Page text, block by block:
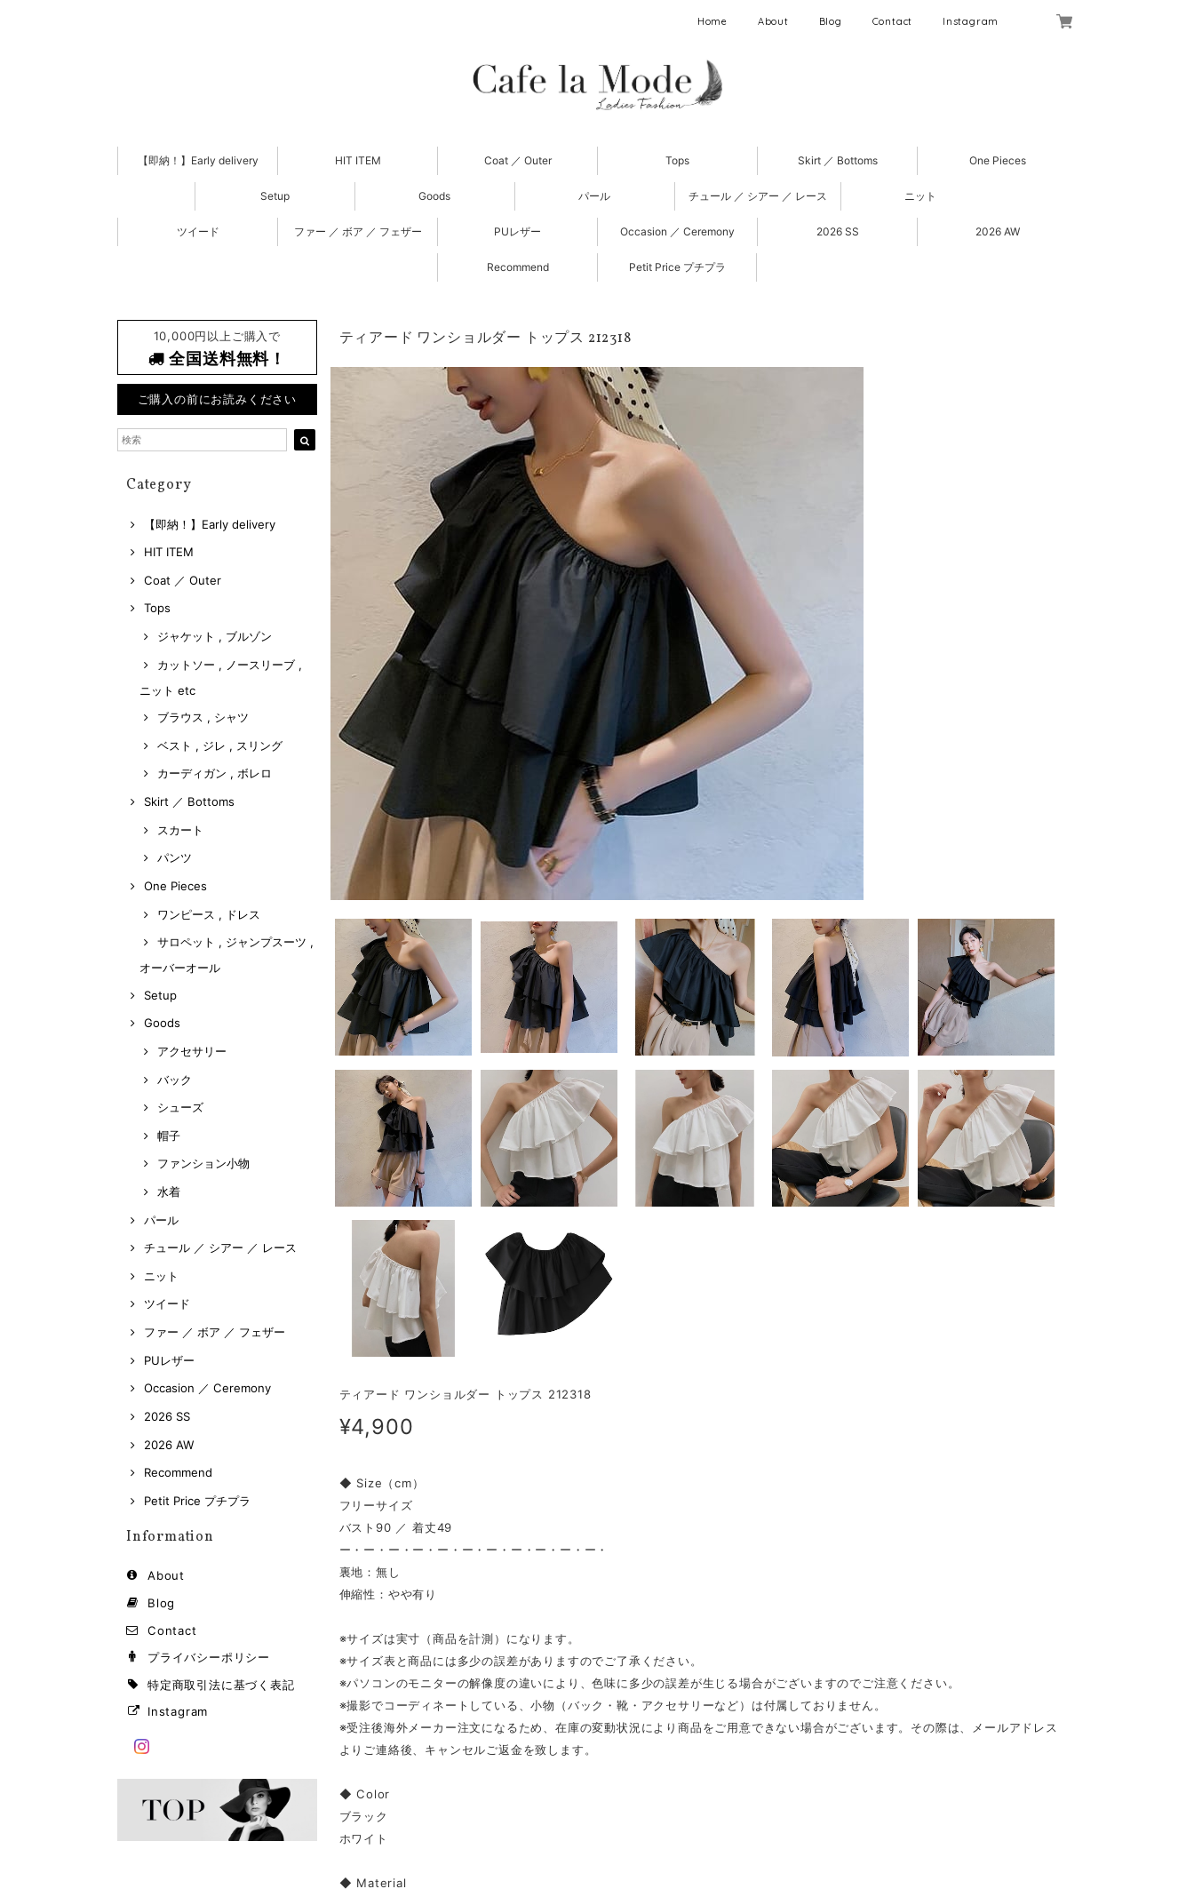
Home About Blog Contact Instagram
【即納！】Early delivery HIT ITEM Coat ／ Outer Tops Skirt ／ Bottoms One Pieces
Setup Goods パール チュール ／ シアー ／ レース ニット
ツイード ファー ／ ボア ／ フェザー PUレザー Occasion ／ Ceremony 2026 SS 2026 AW
Recommend Petit Price プチプラ
10,000円以上ご購入で
全国送料無料！
ご購入の前にお読みください
Category
【即納！】Early delivery
HIT ITEM
Coat ／ Outer
Tops
ジャケット , ブルゾン
カットソー , ノースリーブ ,
ニット etc
ブラウス , シャツ
ベスト , ジレ , スリング
カーディガン , ボレロ
Skirt ／ Bottoms
スカート
パンツ
One Pieces
ワンピース , ドレス
サロペット , ジャンプスーツ ,
オーバーオール
Setup
Goods
アクセサリー
バック
シューズ
帽子
ファンション小物
水着
パール
チュール ／ シアー ／ レース
ニット
ツイード
ファー ／ ボア ／ フェザー
PUレザー
Occasion ／ Ceremony
2026 SS
2026 AW
Recommend
Petit Price プチプラ
Information
About
Blog
Contact
プライバシーポリシー
特定商取引法に基づく表記
Instagram
ティアード ワンショルダー トップス 212318
ティアード ワンショルダー トップス 212318
¥4,900
◆ Size（cm）
フリーサイズ
バスト90 ／ 着丈49
ー・ー・ー・ー・ー・ー・ー・ー・ー・ー・ー・
裏地：無し
伸縮性：やや有り
※サイズは実寸（商品を計測）になります。
※サイズ表と商品には多少の誤差がありますのでご了承ください。
※パソコンのモニターの解像度の違いにより、色味に多少の誤差が生じる場合がございますのでご注意ください。
※撮影でコーディネートしている、小物（バック・靴・アクセサリーなど）は付属しておりません。
※受注後海外メーカー注文になるため、在庫の変動状況により商品をご用意できない場合がございます。その際は、メールアドレス
よりご連絡後、キャンセルご返金を致します。
◆ Color
ブラック
ホワイト
◆ Material